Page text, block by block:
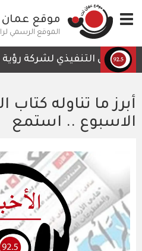
إلى
المحتوى
الرئيسي
Toggle
navigation
موقع
الموقع الرسمي
الرئيس التنفيذي لشركة رؤية
أبرز ما تناوله
الاسبوع .. استمع